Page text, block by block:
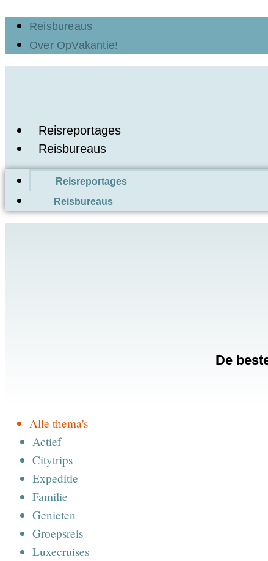
Ga
naar
inhoud
Reisbureaus
Over OpVakantie!
Reisreportages
Reisbureaus
Reisreportages
Reisbureaus
De
Alle thema's
Actief
Citytrips
Expeditie
Familie
Genieten
Groepsreis
Luxecruises